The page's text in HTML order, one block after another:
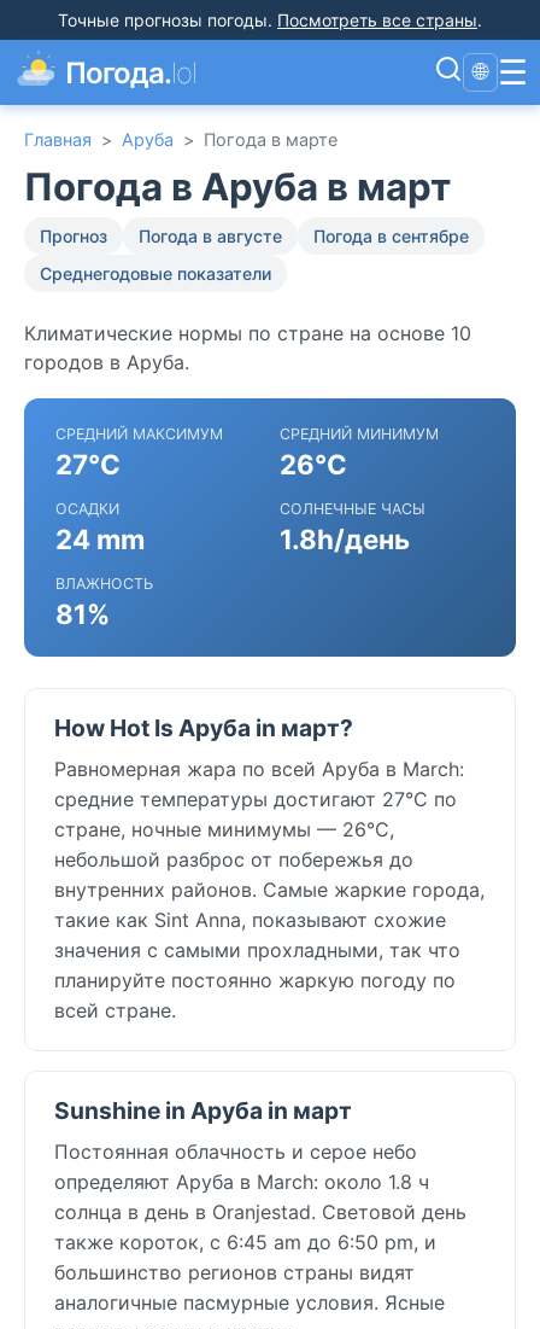
Точные прогнозы погоды. Посмотреть все страны.
Погода.lol 🌐 ☰
Главная > Аруба > Погода в марте
Погода в Аруба в март
Прогноз Погода в августе
Погода в сентябре
Среднегодовые показатели
Климатические нормы по стране на основе 10
городов в Аруба.
СРЕДНИЙ МАКСИМУМ
27°C
СРЕДНИЙ МИНИМУМ
26°C
ОСАДКИ
24 mm
СОЛНЕЧНЫЕ ЧАСЫ
1.8h/день
ВЛАЖНОСТЬ
81%
How Hot Is Аруба in март?
Равномерная жара по всей Аруба в March:
средние температуры достигают 27°C по
стране, ночные минимумы — 26°C,
небольшой разброс от побережья до
внутренних районов. Самые жаркие города,
такие как Sint Anna, показывают схожие
значения с самыми прохладными, так что
планируйте постоянно жаркую погоду по
всей стране.
Sunshine in Аруба in март
Постоянная облачность и серое небо
определяют Аруба в March: около 1.8 ч
солнца в день в Oranjestad. Световой день
также короток, с 6:45 am до 6:50 pm, и
большинство регионов страны видят
аналогичные пасмурные условия. Ясные